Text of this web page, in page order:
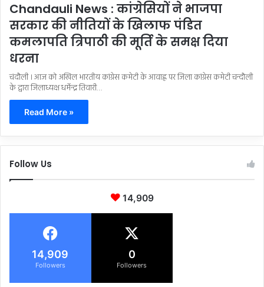
Chandauli News : कांग्रेसियों ने भाजपा
सरकार की नीतियों के खिलाफ पंडित
कमलापति त्रिपाठी की मूर्ति के समक्ष दिया
धरना
चंदौली । आज को अखिल भारतीय कांग्रेस कमेटी के आवाह्न पर जिला कांग्रेस कमेटी चन्दौली
के द्वारा जिलाध्यक्ष धर्मेन्द्र तिवारी…
Read More »
Follow Us
14,909
14,909
Followers
0
Followers